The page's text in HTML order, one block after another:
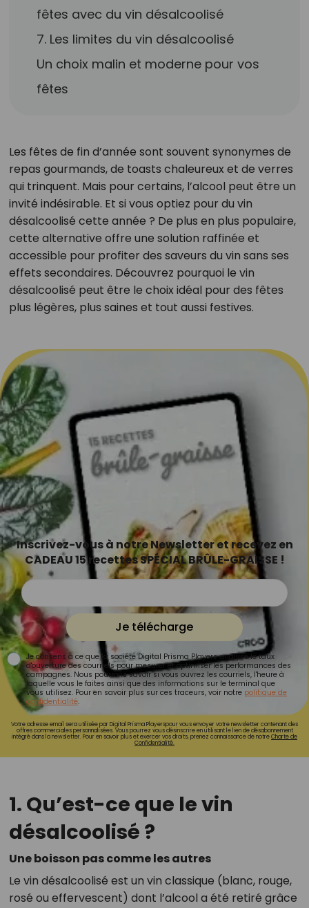
fêtes avec du vin désalcoolisé
7. Les limites du vin désalcoolisé
Un choix malin et moderne pour vos
fêtes
Les fêtes de fin d’année sont souvent synonymes de
repas gourmands, de toasts chaleureux et de verres
qui trinquent. Mais pour certains, l’alcool peut être un
invité indésirable. Et si vous optiez pour du vin
désalcoolisé cette année ? De plus en plus populaire,
cette alternative offre une solution raffinée et
accessible pour profiter des saveurs du vin sans ses
effets secondaires. Découvrez pourquoi le vin
désalcoolisé peut être le choix idéal pour des fêtes
plus légères, plus saines et tout aussi festives.
Inscrivez-vous à notre Newsletter et recevez en
CADEAU 15 recettes SPÉCIAL BRÛLE-GRAISSE !
Je télécharge
Je consens à ce que la société Digital Prisma Players analyse le taux
d'ouverture des courriels pour mesurer et optimiser les performances des
campagnes. Nous pourrons savoir si vous ouvrez les courriels, l'heure à
laquelle vous le faites ainsi que des informations sur le terminal que
vous utilisez. Pour en savoir plus sur ces traceurs, voir notre politique de
confidentialité.
Votre adresse email sera utilisée par Digital Prisma Playerspour vous envoyer votre newsletter contenant des
offres commerciales personnalisées. Vous pourrez vous désinscrire en utilisant le lien de désabonnement
intégré dans la newsletter. Pour en savoir plus et exercer vos droits, prenez connaissance de notreCharte de
Confidentialité.
1. Qu’est-ce que le vin
désalcoolisé ?
Une boisson pas comme les autres
Le vin désalcoolisé est un vin classique (blanc, rouge,
rosé ou effervescent) dont l’alcool a été retiré grâce